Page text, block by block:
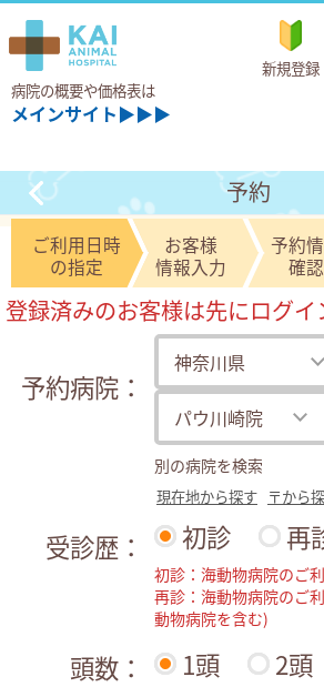
新規登録
病院の概要や価格表は
メインサイト▶▶▶
予約
ご利用日時
の指定
お客様
情報入力
予約
確認
登録済みのお客様は先にログイ
予約病院：
別の病院を検索
現在地から探す 〒から
受診歴： 初診 再
初診：海動物病院のご
再診：海動物病院のご
動物病院を含む)
頭数： 1頭 2頭